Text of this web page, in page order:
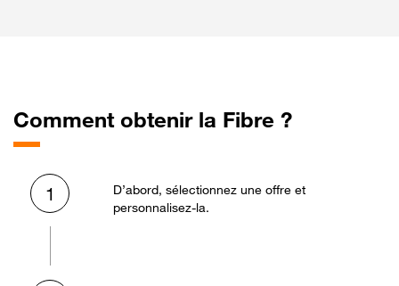
Comment obtenir la Fibre ?
1
D’abord, sélectionnez une offre et
personnalisez-la.